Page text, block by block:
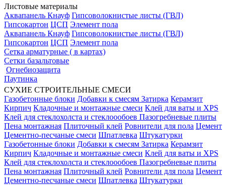
Листовые материалы
Аквапанель Кнауф Гипсоволокнистые листы (ГВЛ)
Гипсокартон ЦСП Элемент пола
Аквапанель Кнауф Гипсоволокнистые листы (ГВЛ)
Гипсокартон ЦСП Элемент пола
Сетка арматурные ( в картах)
Сетки базальтовые
Огнебиозащита
Паутинка
СУХИЕ СТРОИТЕЛЬНЫЕ СМЕСИ
Газобетонные блоки Добавки к смесям Затирка Керамзит
Кирпич Кладочные и монтажные смеси Клей для ваты и XPS
Клей для стеклохолста и стеклоообоев Пазогребневые плиты
Пена монтажная Плиточный клей Ровнители для пола Цемент
Цементно-песчаные смеси Шпатлевка Штукатурки
Газобетонные блоки Добавки к смесям Затирка Керамзит
Кирпич Кладочные и монтажные смеси Клей для ваты и XPS
Клей для стеклохолста и стеклоообоев Пазогребневые плиты
Пена монтажная Плиточный клей Ровнители для пола Цемент
Цементно-песчаные смеси Шпатлевка Штукатурки